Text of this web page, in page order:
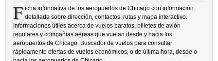
F icha informativa de los aeropuertos de Chicago con información
detallada sobre dirección, contactos, rutas y mapa interactivo.
Informaciones útiles acerca de vuelos baratos, billetes de avión
regulares y compañias aereas que vuelan desde y hacia los
aeropuertos de Chicago. Buscador de vuelos para consultar
rápidamente ofertas de vuelos económicos, o de última hora, desde o